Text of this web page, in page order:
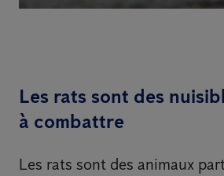
Les rats sont des
à combattre
Les rats sont des animaux